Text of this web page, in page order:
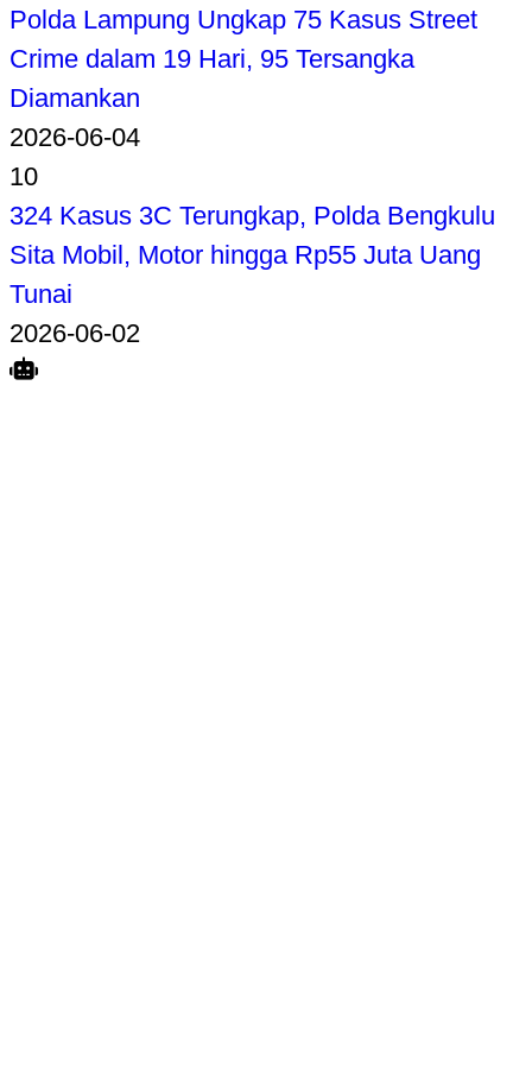
Polda Lampung Ungkap 75 Kasus Street
Crime dalam 19 Hari, 95 Tersangka
Diamankan
2026-06-04
10
324 Kasus 3C Terungkap, Polda Bengkulu
Sita Mobil, Motor hingga Rp55 Juta Uang
Tunai
2026-06-02